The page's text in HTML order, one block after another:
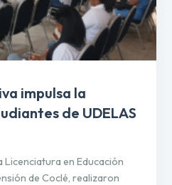
impulsa la
de UDELAS
Licenciatura en Educación
de Coclé, realizaron